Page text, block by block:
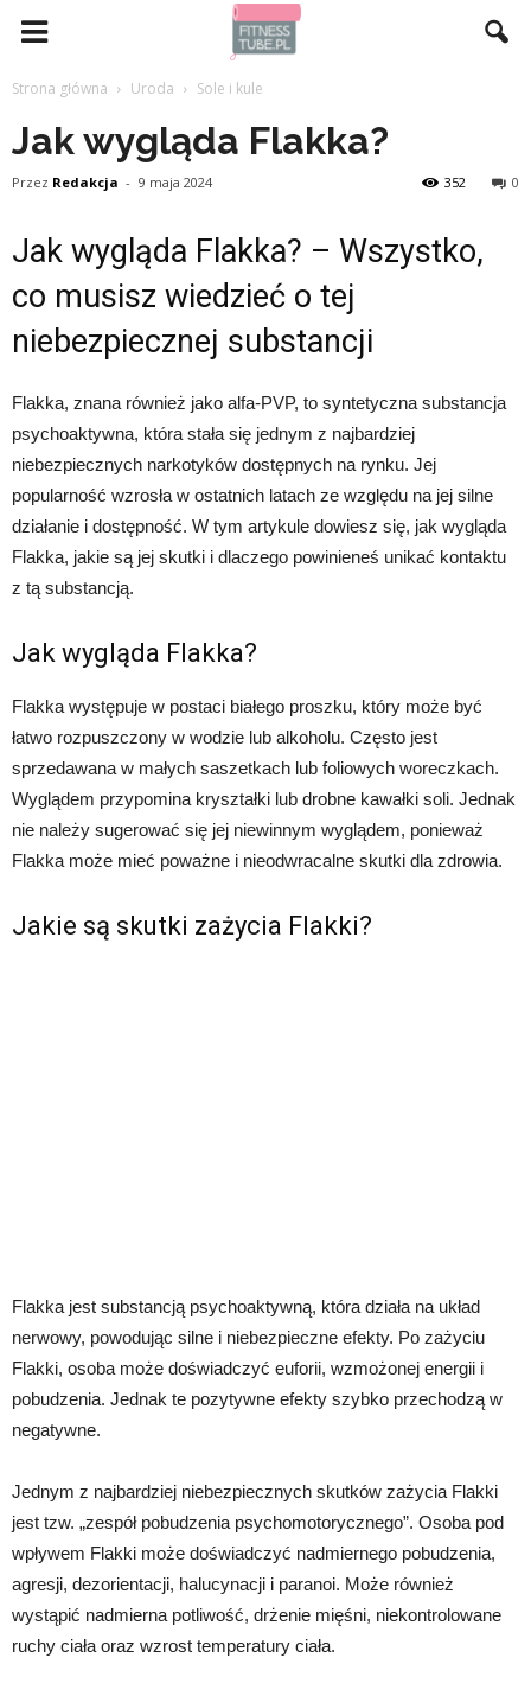
Strona główna Uroda Sole i kule
Jak wygląda Flakka?
Przez Redakcja - 9 maja 2024 0
352
Jak wygląda Flakka? – Wszystko,
co musisz wiedzieć o tej
niebezpiecznej substancji
Flakka, znana również jako alfa-PVP, to syntetyczna substancja
psychoaktywna, która stała się jednym z najbardziej
niebezpiecznych narkotyków dostępnych na rynku. Jej
popularność wzrosła w ostatnich latach ze względu na jej silne
działanie i dostępność. W tym artykule dowiesz się, jak wygląda
Flakka, jakie są jej skutki i dlaczego powinieneś unikać kontaktu
z tą substancją.
Jak wygląda Flakka?
Flakka występuje w postaci białego proszku, który może być
łatwo rozpuszczony w wodzie lub alkoholu. Często jest
sprzedawana w małych saszetkach lub foliowych woreczkach.
Wyglądem przypomina kryształki lub drobne kawałki soli. Jednak
nie należy sugerować się jej niewinnym wyglądem, ponieważ
Flakka może mieć poważne i nieodwracalne skutki dla zdrowia.
Jakie są skutki zażycia Flakki?
Flakka jest substancją psychoaktywną, która działa na układ
nerwowy, powodując silne i niebezpieczne efekty. Po zażyciu
Flakki, osoba może doświadczyć euforii, wzmożonej energii i
pobudzenia. Jednak te pozytywne efekty szybko przechodzą w
negatywne.
Jednym z najbardziej niebezpiecznych skutków zażycia Flakki
jest tzw. „zespół pobudzenia psychomotorycznego”. Osoba pod
wpływem Flakki może doświadczyć nadmiernego pobudzenia,
agresji, dezorientacji, halucynacji i paranoi. Może również
wystąpić nadmierna potliwość, drżenie mięśni, niekontrolowane
ruchy ciała oraz wzrost temperatury ciała.